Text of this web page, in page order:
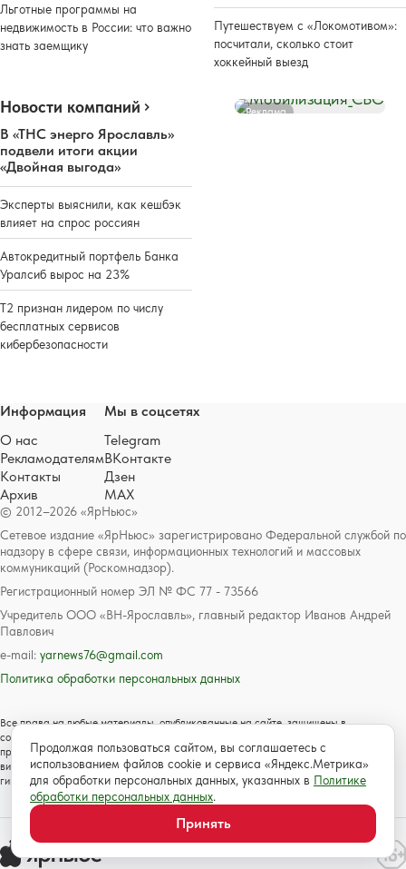
Льготные программы на
недвижимость в России: что важно
знать заемщику
Путешествуем с «Локомотивом»:
посчитали, сколько стоит
хоккейный выезд
Новости компаний
В «ТНС энерго Ярославль»
подвели итоги акции
«Двойная выгода»
Эксперты выяснили, как кешбэк
влияет на спрос россиян
Автокредитный портфель Банка
Уралсиб вырос на 23%
Т2 признан лидером по числу
бесплатных сервисов
кибербезопасности
Реклама
© 2012–2026 «ЯрНьюс»
Сетевое издание «ЯрНьюс» зарегистрировано Федеральной службой по
надзору в сфере связи, информационных технологий и массовых
коммуникаций (Роскомнадзор).
Регистрационный номер ЭЛ № ФС 77 - 73566
Учредитель ООО «ВН-Ярославль», главный редактор Иванов Андрей
Павлович
e-mail: yarnews76@gmail.com
Политика обработки персональных данных
Все права на любые материалы, опубликованные на сайте, защищены в
соответствии с российским и международным законодательством об авторском
праве и смежных правах. Любое использование текстовых, фото, аудио и
видеоматериалов возможно только с согласия правообладателя с обязательной
гиперссылкой на сайт https://www.yarnews.net; Для детей старше 16 лет.
Информация
О нас
Рекламодателям
Контакты
Архив
Мы в соцсетях
Telegram
ВКонтакте
Дзен
MAX
Продолжая пользоваться сайтом, вы соглашаетесь с
использованием файлов cookie и сервиса «Яндекс.Метрика»
для обработки персональных данных, указанных в Политике
обработки персональных данных.
Принять